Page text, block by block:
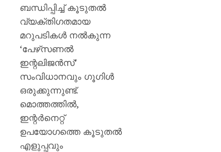
ബന്ധിപ്പിച്ച് കൂടുതൽ
വ്യക്തിഗതമായ
മറുപടികൾ നൽകുന്ന
‘പേഴ്‌സണൽ
ഇന്റലിജൻസ്’
സംവിധാനവും ഗൂഗിൾ
ഒരുക്കുന്നുണ്ട്.
മൊത്തത്തിൽ,
ഇന്റർനെറ്റ്
ഉപയോഗത്തെ കൂടുതൽ
എളുപ്പവും